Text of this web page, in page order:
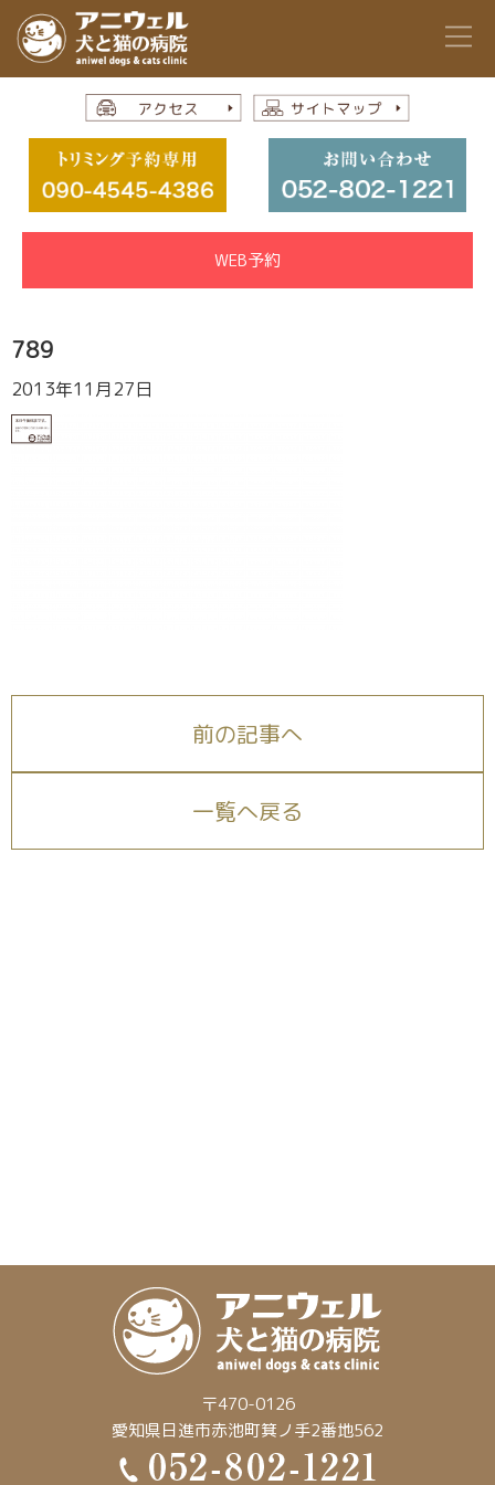
WEB予約
789
2013年11月27日
前の記事へ
一覧へ戻る
〒470-0126
愛知県日進市赤池町箕ノ手2番地562